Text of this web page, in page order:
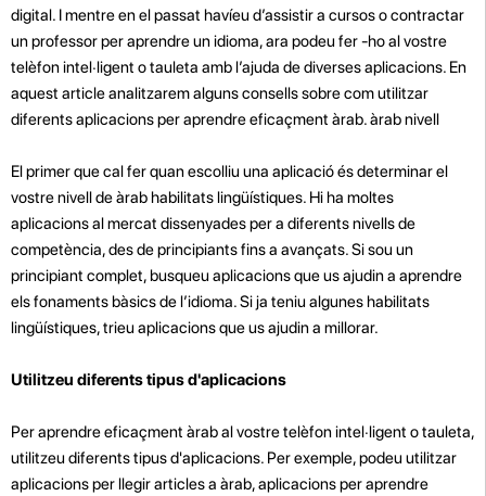
digital. I mentre en el passat havíeu d’assistir a cursos o contractar
un professor per aprendre un idioma, ara podeu fer -ho al vostre
telèfon intel·ligent o tauleta amb l’ajuda de diverses aplicacions. En
aquest article analitzarem alguns consells sobre com utilitzar
diferents aplicacions per aprendre eficaçment àrab. àrab nivell
El primer que cal fer quan escolliu una aplicació és determinar el
vostre nivell de àrab habilitats lingüístiques. Hi ha moltes
aplicacions al mercat dissenyades per a diferents nivells de
competència, des de principiants fins a avançats. Si sou un
principiant complet, busqueu aplicacions que us ajudin a aprendre
els fonaments bàsics de l’idioma. Si ja teniu algunes habilitats
lingüístiques, trieu aplicacions que us ajudin a millorar.
Utilitzeu diferents tipus d'aplicacions
Per aprendre eficaçment àrab al vostre telèfon intel·ligent o tauleta,
utilitzeu diferents tipus d'aplicacions. Per exemple, podeu utilitzar
aplicacions per llegir articles a àrab, aplicacions per aprendre